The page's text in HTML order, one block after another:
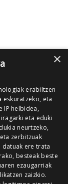
×
erabiltzen
eta
IP helbidea,
eta eduki
neurtzeko,
zerbitzuak
ere trata
besteak beste
ezaugarriak
zaizkio.